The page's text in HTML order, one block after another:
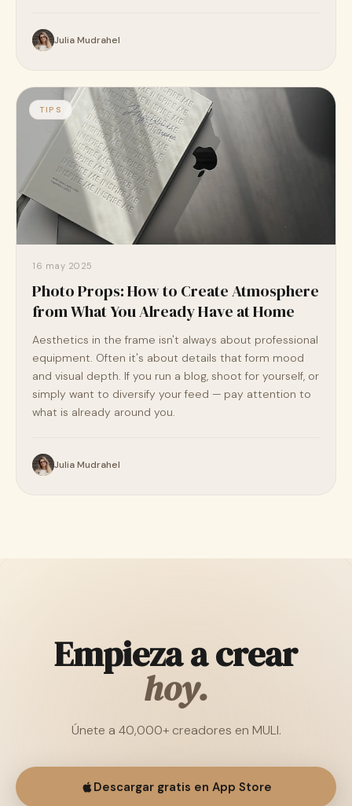
Julia Mudrahel
TIPS
16 may 2025
Photo Props: How to Create Atmosphere
from What You Already Have at Home
Aesthetics in the frame isn't always about professional
equipment. Often it's about details that form mood
and visual depth. If you run a blog, shoot for yourself, or
simply want to diversify your feed — pay attention to
what is already around you.
Julia Mudrahel
Empieza a crear
hoy.
Únete a 40,000+ creadores en MULI.
Descargar gratis en App Store